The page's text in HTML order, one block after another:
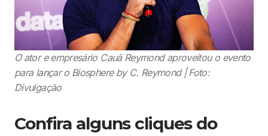
O ator e empresário Cauã Reymond aproveitou o evento
para lançar o Biosphere by C. Reymond | Foto:
Divulgação
Confira alguns cliques do